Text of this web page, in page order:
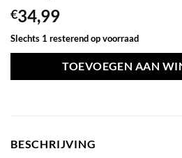
€34,99
Slechts 1 resterend op voorraad
TOEVOEGEN AAN
BESCHRIJVING